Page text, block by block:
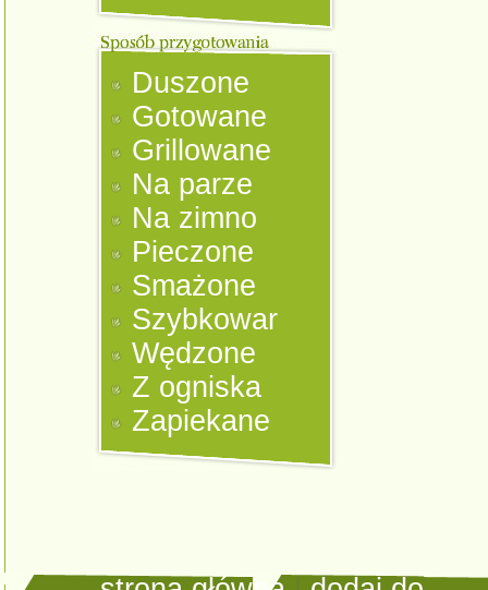
Duszone
Gotowane
Grillowane
Na parze
Na zimno
Pieczone
Smażone
Szybkowar
Wędzone
Z ogniska
Zapiekane